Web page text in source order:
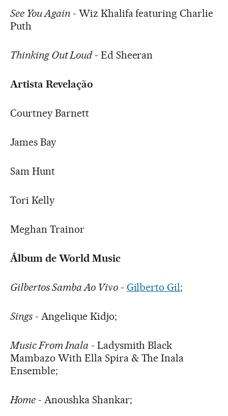
See You Again- Wiz Khalifa featuring Charlie
Puth
Thinking Out Loud- Ed Sheeran
Artista Revelação
Courtney Barnett
James Bay
Sam Hunt
Tori Kelly
Meghan Trainor
Álbum de World Music
Gilbertos Samba Ao Vivo- Gilberto Gil;
Sings- Angelique Kidjo;
Music From Inala - Ladysmith Black
Mambazo With Ella Spira & The Inala
Ensemble;
Home- Anoushka Shankar;